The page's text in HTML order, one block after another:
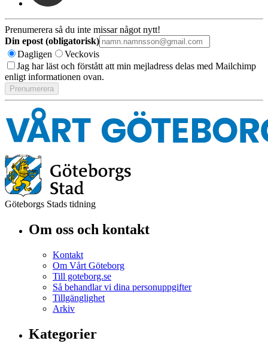
Prenumerera så du inte missar något nytt!
Din epost (obligatorisk)
Dagligen
Veckovis
Jag har läst och förstått att min mejladress delas med Mailchimp
enligt informationen ovan.
Göteborgs Stads tidning
Om oss och kontakt
Kontakt
Om Vårt Göteborg
Till goteborg.se
Så behandlar vi dina personuppgifter
Tillgänglighet
Arkiv
Kategorier